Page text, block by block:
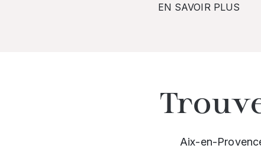
EN SAVOIR PLUS
Aix-en-